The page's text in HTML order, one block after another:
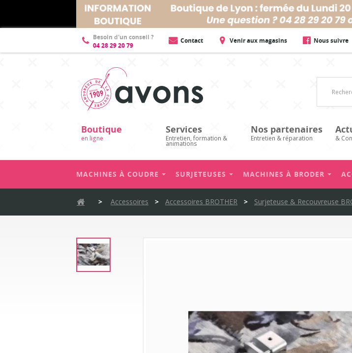
Besoin d'un conseil ?
04 28 29 20 79
Contact Venir aux magasins Nous suivre
Boutique
en ligne
Services
Entretien, formation &
animations
Nos partenaires
Entretien & réparation &
MACHINES À COUDRE SURJETEUSES MACHINES À BRODER
> Accessoires > Accessoires BROTHER > Surjeteuse & Recouvreuse
Description Fiche technique Vos avis